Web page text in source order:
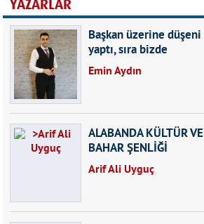
YAZARLAR
Başkan üzerine düşeni
yaptı, sıra bizde
Emin Aydın
ALABANDA KÜLTÜR VE
BAHAR ŞENLİĞİ
Arif Ali Uyguç